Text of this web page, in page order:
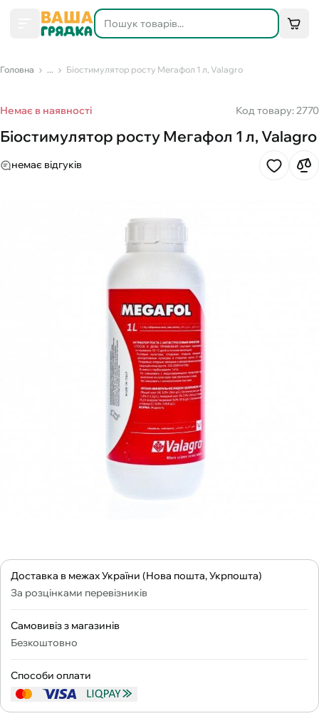
Головна ... Біостимулятор росту Мегафол 1 л, Valagro
Немає в наявності Код товару: 2770
Біостимулятор росту Мегафол 1 л, Valagro
немає відгуків
Доставка в межах України (Нова пошта, Укрпошта)
За розцінками перевізників
Самовивіз з магазинів
Безкоштовно
Способи оплати